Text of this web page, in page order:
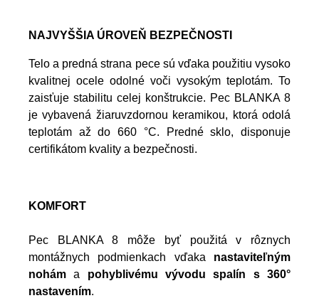
NAJVYŠŠIA ÚROVEŇ BEZPEČNOSTI
Telo a predná strana pece sú vďaka použitiu vysoko
kvalitnej ocele odolné voči vysokým teplotám. To
zaisťuje stabilitu celej konštrukcie. Pec BLANKA 8
je vybavená žiaruvzdornou keramikou, ktorá odolá
teplotám až do 660 °C. Predné sklo, disponuje
certifikátom kvality a bezpečnosti.
KOMFORT
Pec BLANKA 8 môže byť použitá v rôznych
montážnych podmienkach vďaka nastaviteľným
nohám a pohyblivému vývodu spalín s 360°
nastavením.